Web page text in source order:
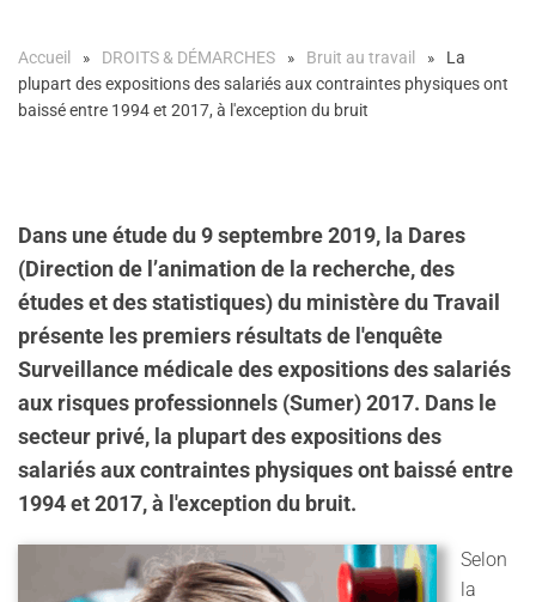
Accueil DROITS & DÉMARCHES Bruit au travail
La
plupart des expositions des salariés aux contraintes physiques ont
baissé entre 1994 et 2017, à l'exception du bruit
Dans une étude du 9 septembre 2019, la Dares
(Direction de l’animation de la recherche, des
études et des statistiques) du ministère du Travail
présente les premiers résultats de l'enquête
Surveillance médicale des expositions des salariés
aux risques professionnels (Sumer) 2017. Dans le
secteur privé, la plupart des expositions des
salariés aux contraintes physiques ont baissé entre
1994 et 2017, à l'exception du bruit.
Selon
la